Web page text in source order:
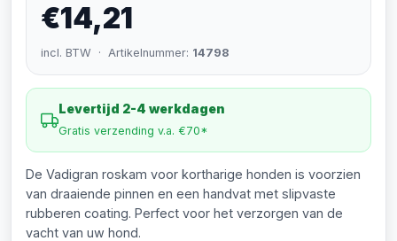
€14,21
incl. BTW · Artikelnummer: 14798
Levertijd 2-4 werkdagen
Gratis verzending v.a. €70*
De Vadigran roskam voor kortharige honden is voorzien
van draaiende pinnen en een handvat met slipvaste
rubberen coating. Perfect voor het verzorgen van de
vacht van uw hond.